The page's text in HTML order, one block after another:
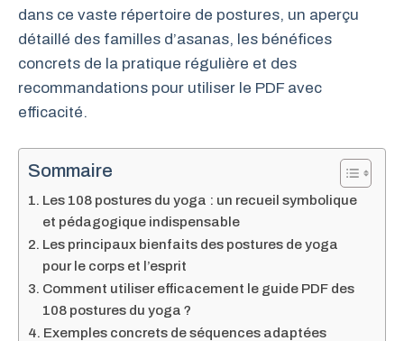
dans ce vaste répertoire de postures, un aperçu
détaillé des familles d’asanas, les bénéfices
concrets de la pratique régulière et des
recommandations pour utiliser le PDF avec
efficacité.
Sommaire
Les 108 postures du yoga : un recueil symbolique
et pédagogique indispensable
Les principaux bienfaits des postures de yoga
pour le corps et l’esprit
Comment utiliser efficacement le guide PDF des
108 postures du yoga ?
Exemples concrets de séquences adaptées